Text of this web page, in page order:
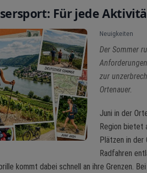
Für jede
Neuigkeiten
Der Sommer
zur
Ortenauer.
Juni in der
Region bietet
Plätzen in der
Radfahren
kommt dabei schnell an ihre Grenzen.